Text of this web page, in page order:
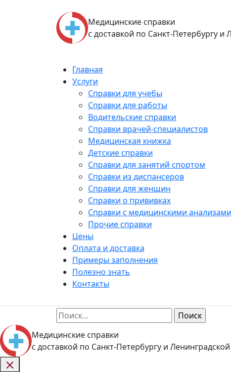
Медицинские справки
с доставкой по Санкт-Петербургу и
Главная
Услуги
Справки для учебы
Справки для работы
Водительские справки
Справки врачей-специалистов
Медицинская книжка
Детские справки
Справки для занятий спортом
Справки из диспансеров
Справки для женщин
Справки о прививках
Справки с медицинскими анализами
Прочие справки
Цены
Оплата и доставка
Примеры заполнения
Полезно знать
Контакты
Найти:
Медицинские справки
с доставкой по Санкт-Петербургу и